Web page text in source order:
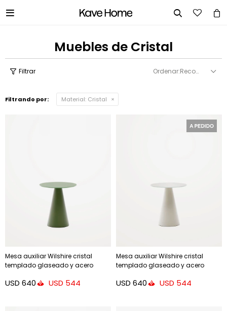
 
Muebles de Cristal
Recomendados
Filtrando por: Material: Cristal
Mesa auxiliar Wilshire cristal
templado glaseado y acero
Ø50cm
USD 640 USD 544
Mesa auxiliar Wilshire cristal
templado glaseado y acero
Ø50cm
USD 640 USD 544